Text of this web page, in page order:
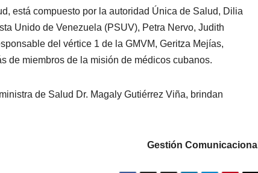
está compuesto por la autoridad Única de Salud, Dilia
Unido de Venezuela (PSUV), Petra Nervo, Judith
del vértice 1 de la GMVM, Geritza Mejías,
de miembros de la misión de médicos cubanos.
de Salud Dr. Magaly Gutiérrez Viña, brindan
Gestión Comunicacional